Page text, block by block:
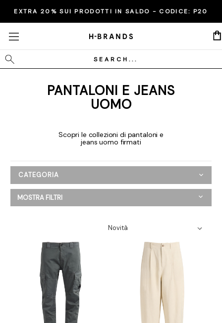
EXTRA 20% SUI PRODOTTI IN SALDO - CODICE: P20
ULTIMI GIORNI
Cerca
PANTALONI E JEANS
UOMO
Scopri le collezioni di pantaloni e
jeans uomo firmati
CATEGORIA
Uomo
Felpe
Giacche e Blazer
Maglieria
Pantaloni e Jeans
Piumini
Polo
T-Shirt
MOSTRA FILTRI